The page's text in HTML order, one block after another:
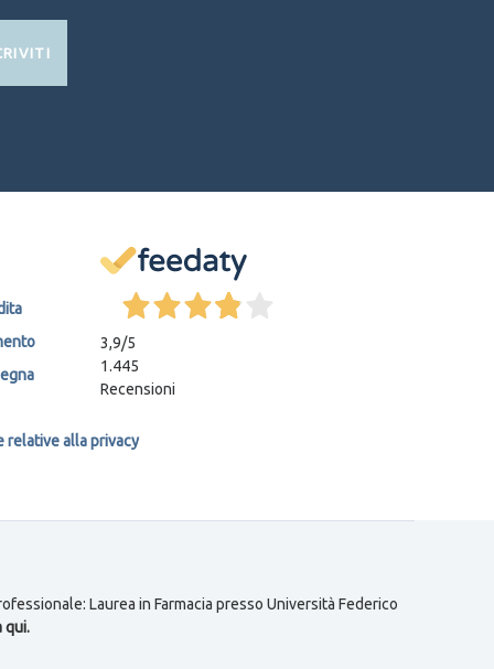
relative alla privacy
3,9/5
1.445
Recensioni
Laurea in Farmacia presso Università Federico
qui.